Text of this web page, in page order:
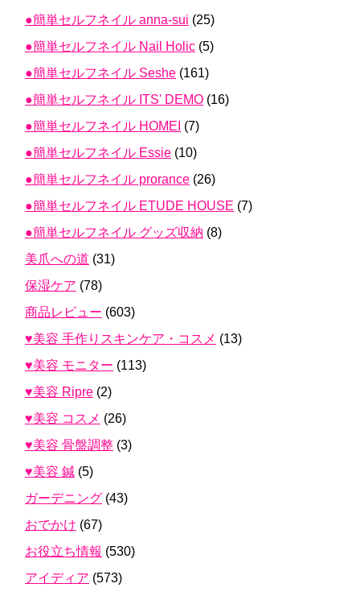
●簡単セルフネイル anna-sui (25)
●簡単セルフネイル Nail Holic (5)
●簡単セルフネイル Seshe (161)
●簡単セルフネイル ITS' DEMO (16)
●簡単セルフネイル HOMEI (7)
●簡単セルフネイル Essie (10)
●簡単セルフネイル prorance (26)
●簡単セルフネイル ETUDE HOUSE (7)
●簡単セルフネイル グッズ収納 (8)
美爪への道 (31)
保湿ケア (78)
商品レビュー (603)
♥美容 手作りスキンケア・コスメ (13)
♥美容 モニター (113)
♥美容 Ripre (2)
♥美容 コスメ (26)
♥美容 骨盤調整 (3)
♥美容 鍼 (5)
ガーデニング (43)
おでかけ (67)
お役立ち情報 (530)
アイディア (573)